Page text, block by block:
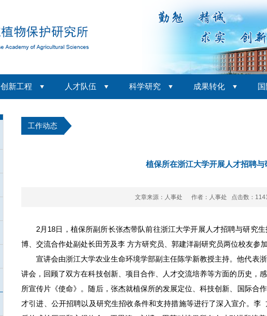
创新工程 人才队伍 科学研究 成果转化
工作动态
植保所在浙江大学开展人才招聘
文章来源：人事处 作者：人事处 点击数：
2月18日，植保所副所长张杰带队前往浙江大学开展人才招聘与研究
博、交流合作处副处长田芳及李 方方研究员、郭建洋副研究员两位校友参加
宣讲会由浙江大学农业生命环境学部副主任陈学新教授主持。他代表
讲会，回顾了双方在科技创新、项目合作、人才交流培养等方面的历史，
所宣传片《使命》。随后，张杰就植保所的发展定位、科技创新、国际合
才引进、公开招聘以及研究生招收条件和支持措施等进行了深入宣介。李